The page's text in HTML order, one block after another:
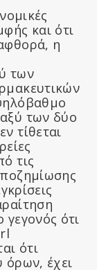
και ότι
η
των
των δύο
τίθεται
τις
ότι
ότι
όρων, έχει